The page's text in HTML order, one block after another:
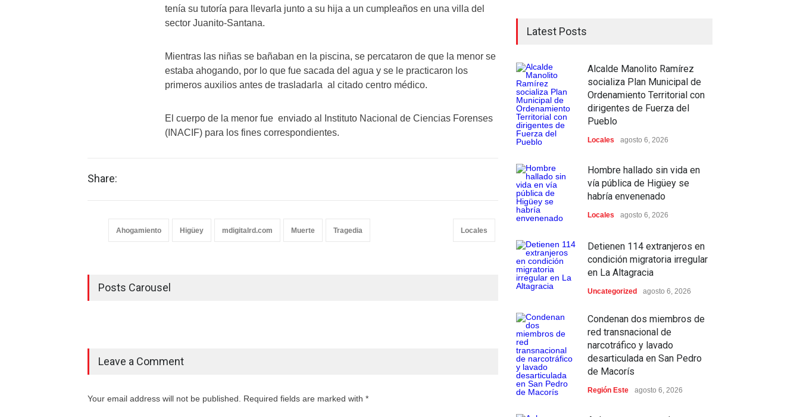
tenía su tutoría para llevarla junto a su hija a un cumpleaños en una villa del
sector Juanito-Santana.
Mientras las niñas se bañaban en la piscina, se percataron de que la menor se
estaba ahogando, por lo que fue sacada del agua y se le practicaron los
primeros auxilios antes de trasladarla al citado centro médico.
El cuerpo de la menor fue enviado al Instituto Nacional de Ciencias Forenses
(INACIF) para los fines correspondientes.
Share:
Ahogamiento Higüey mdigitalrd.com Muerte Tragedia Locales
Posts Carousel
Leave a Comment
Your email address will not be published. Required fields are marked with *
Latest Posts
Alcalde Manolito Ramírez
socializa Plan Municipal de
Ordenamiento Territorial con
dirigentes de Fuerza del
Pueblo
Locales agosto 6, 2026
Hombre hallado sin vida en
vía pública de Higüey se
habría envenenado
Locales agosto 6, 2026
Detienen 114 extranjeros en
condición migratoria irregular
en La Altagracia
Uncategorized agosto 6, 2026
Condenan dos miembros de
red transnacional de
narcotráfico y lavado
desarticulada en San Pedro
de Macorís
Región Este agosto 6, 2026